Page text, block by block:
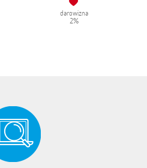
darowizna
2%